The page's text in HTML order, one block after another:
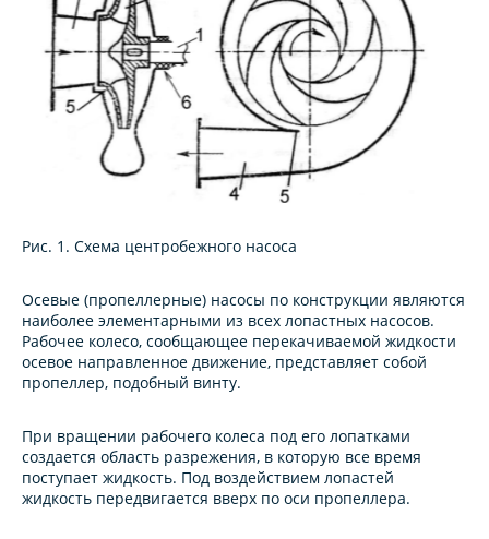
Рис. 1. Схема центробежного насоса
Осевые (пропеллерные) насосы по конструкции являются
наиболее элементaрными из всех лопастных насосов.
Рабочее колесо, сообщающее перекачиваемой жидкости
осевое направленное движение, представляет собой
пропеллер, подобный винту.
При вращении рабочего колеса под его лопатками
создается область разрежения, в которую все время
поступает жидкость. Под воздействием лопастей
жидкость передвигается вверх по оси пропеллера.